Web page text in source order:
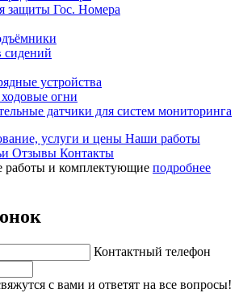
защиты Гос. Номера
сидений
устройства
огни
датчики для систем мониторинга
услуги и цены Наши работы
Отзывы Контакты
работы и комплектующие подробнее
Контактный телефон
с вами и ответят на все вопросы!